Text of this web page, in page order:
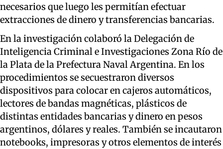
necesarios que luego les permitían efectuar
extracciones de dinero y transferencias bancarias.
En la investigación colaboró la Delegación de
Inteligencia Criminal e Investigaciones Zona Río de
la Plata de la Prefectura Naval Argentina. En los
procedimientos se secuestraron diversos
dispositivos para colocar en cajeros automáticos,
lectores de bandas magnéticas, plásticos de
distintas entidades bancarias y dinero en pesos
argentinos, dólares y reales. También se incautaron
notebooks, impresoras y otros elementos de interés